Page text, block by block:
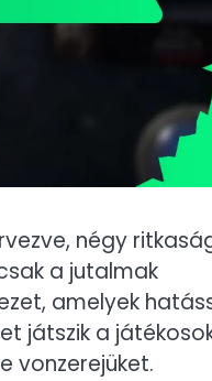
négy
a jutalmak
amelyek
játszik a
vonzerejüket.